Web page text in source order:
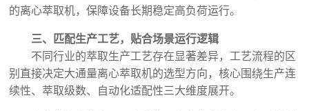
的离心萃取机，保障设备长期稳定高负荷运行。
三、匹配生产工艺，贴合场景运行逻辑
不同行业的萃取生产工艺存在显著差异，工艺流程的区
别直接决定大通量离心萃取机的选型方向，核心围绕生产连
续性、萃取级数、自动化适配性三大维度展开。